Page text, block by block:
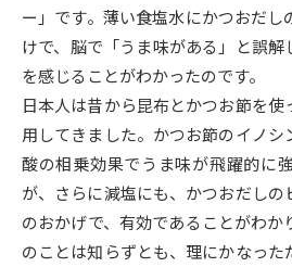
来場型・Web型イベント特集 夢ナ
受験準備
志望校・出願校を調べる
併願校選び 受験
ー」です。薄い食塩水にかつおだし
けで、脳で「うま味がある」と誤解
を感じることがわかったのです。
日本人は昔から昆布とかつお節を
用してきました。かつお節のイノシ
酸の相乗効果でうま味が飛躍的に
が、さらに減塩にも、かつおだしの
のおかげで、有効であることがわ
のことは知らずとも、理にかなった